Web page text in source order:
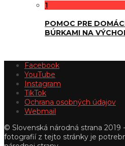
1
POMOC PRE
BÚRKAMI NA
Facebook
YouTube
Instagram
TikTok
Ochrana osobných údajov
Webmail
© Slovenská národná strana 2019
fotografií z tejto stránky je